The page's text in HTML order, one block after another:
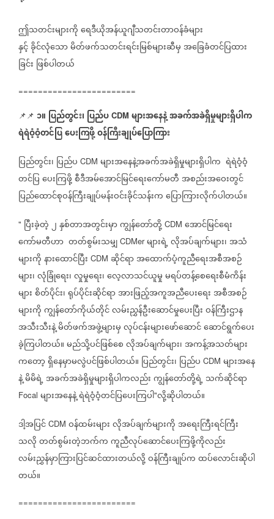
ဤသတင်းများကိုရေဒီယိုအန်ယူဂျီသတင်းတာဝန်ခံများ
နှင့်ခိုင်လုံသောမိတ်ဖက်သတင်းရင်းမြစ်များဆီမှအခြေခံတင်ပြထား
ခြင်း ဖြစ်ပါတယ်
========================
📌📌 ၁။ ပြည်တွင်း၊ ပြည်ပ CDM များအနေနဲ့အခက်အခဲရှိမှုများရှိပါက
ရဲရဲဝံ့ဝံ့တင်ပြပေးကြဖို့ဝန်ကြီးချုပ်ပြောကြား
ပြည်တွင်း၊ ပြည်ပ CDM များအနေနဲ့အခက်အခဲရှိမှုများရှိပါက ရဲရဲဝံ့ဝံ့
တင်ပြပေးကြဖို့စီဒီအမ်အောင်မြင်ရေးကော်မတီအစည်းအဝေးတွင်
ပြည်ထောင်စုဝန်ကြီးချုပ်မန်းဝင်းခိုင်သန်းကပြောကြားလိုက်ပါတယ်။
" ပြီးခဲ့တဲ့၂နှစ်တာအတွင်းမှာကျွန်တော်တို့ CDM အောင်မြင်ရေး
ကော်မတီဟာ တတ်စွမ်းသမျှ CDMerများရဲ့လိုအပ်ချက်များ၊အသံ
များကိုနားထောင်ပြီး CDM ဆိုင်ရာအထောက်ပံ့ကူညီရေးအစီအစဉ်
များ၊လုံခြုံရေး၊လှုမှုရေး၊လေ့လာသင်ယူမှုမရပ်တန့်စေရေးစီမံကိန်း
များစိတ်ပိုင်း၊ရုပ်ပိုင်းဆိုင်ရာအားဖြည့်အကူအညီပေးရေးအစီအစဉ်
များကိုကျွန်တော်ကိုယ်တိုင်လမ်းညွှန်ဦးဆောင်မှုပေးပြီးဝန်ကြီးဌာန
အသီးသီးနဲ့မိတ်ဖက်အဖွဲ့များမှလုပ်ငန်းများဖော်ဆောင်ဆောင်ရွက်ပေး
ခဲ့ကြပါတယ်။မည်သို့ပင်ဖြစ်စေလိုအပ်ချက်များ၊အကန့်အသတ်များ
ကတော့ရှိနေမှာမလွဲပင်ဖြစ်ပါတယ်။ ပြည်တွင်း၊ ပြည်ပ CDM များအနေ
နဲ့မိမိရဲ့အခက်အခဲရှိမှုများရှိပါကလည်းကျွန်တော်တို့ရဲ့သက်ဆိုင်ရာ
Focal များအနေနဲ့ရဲရဲဝံ့ဝံ့တင်ပြပေးကြပါ"လို့ဆိုပါတယ်။
ဒါ့အပြင် CDM ဝန်ထမ်းများလိုအပ်ချက်များကိုအရေးကြီးရင်ကြီး
သလိုတတ်စွမ်းတဲ့ဘက်ကကူညီလုပ်ဆောင်ပေးကြဖို့ကိုလည်း
လမ်းညွှန်မှာကြားပြင်ဆင်ထားတယ်လို့ဝန်ကြီးချုပ်ကထပ်လောင်းဆိုပါ
တယ်။
========================